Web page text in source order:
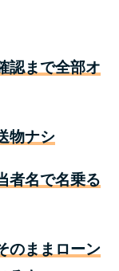
りられるカ
選ぶべき4つ
て利息0円で
ポイント
認まで全部オ
物ナシ
者名で名乗る
のままローン